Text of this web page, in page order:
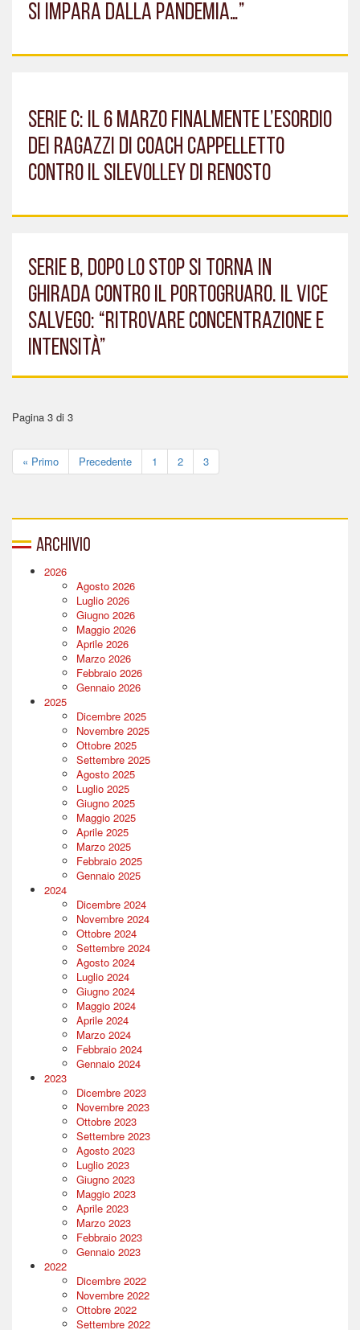
SI IMPARA DALLA PANDEMIA…”
SERIE C: IL 6 MARZO FINALMENTE L’ESORDIO
DEI RAGAZZI DI COACH CAPPELLETTO
CONTRO IL SILEVOLLEY DI RENOSTO
SERIE B, DOPO LO STOP SI TORNA IN
GHIRADA CONTRO IL PORTOGRUARO. IL VICE
SALVEGO: “RITROVARE CONCENTRAZIONE E
INTENSITÀ”
Pagina 3 di 3
« Primo Precedente 1 2 3
Archivio
2026
Agosto 2026
Luglio 2026
Giugno 2026
Maggio 2026
Aprile 2026
Marzo 2026
Febbraio 2026
Gennaio 2026
2025
Dicembre 2025
Novembre 2025
Ottobre 2025
Settembre 2025
Agosto 2025
Luglio 2025
Giugno 2025
Maggio 2025
Aprile 2025
Marzo 2025
Febbraio 2025
Gennaio 2025
2024
Dicembre 2024
Novembre 2024
Ottobre 2024
Settembre 2024
Agosto 2024
Luglio 2024
Giugno 2024
Maggio 2024
Aprile 2024
Marzo 2024
Febbraio 2024
Gennaio 2024
2023
Dicembre 2023
Novembre 2023
Ottobre 2023
Settembre 2023
Agosto 2023
Luglio 2023
Giugno 2023
Maggio 2023
Aprile 2023
Marzo 2023
Febbraio 2023
Gennaio 2023
2022
Dicembre 2022
Novembre 2022
Ottobre 2022
Settembre 2022